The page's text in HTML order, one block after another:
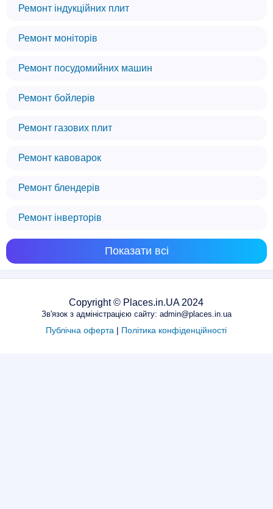
Ремонт індукційних плит
Ремонт моніторів
Ремонт посудомийних машин
Ремонт бойлерів
Ремонт газових плит
Ремонт кавоварок
Ремонт блендерів
Ремонт інверторів
Показати всі
Copyright © Places.in.UA 2024
Зв'язок з адміністрацією сайту: admin@places.in.ua
Публічна оферта | Політика конфіденційності